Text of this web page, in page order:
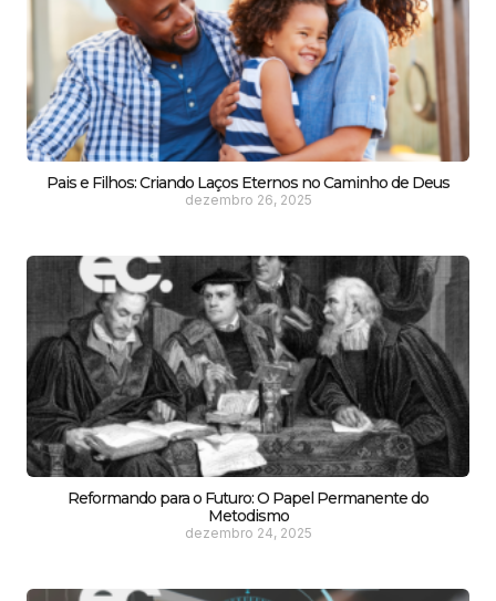
Pais e Filhos: Criando Laços Eternos no Caminho de Deus
dezembro 26, 2025
Reformando para o Futuro: O Papel Permanente do
Metodismo
dezembro 24, 2025